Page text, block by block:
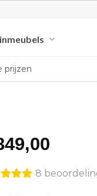
prijzen
8